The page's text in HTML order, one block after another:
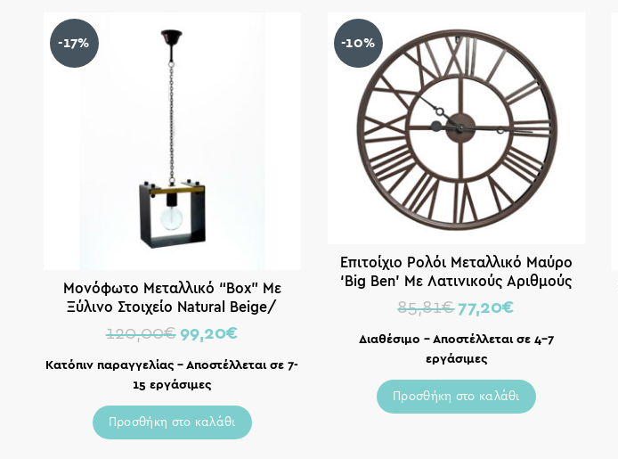
-17%
Μονόφωτο Μεταλλικό “Box” Με
Ξύλινο Στοιχείο Natural Beige/
Μαύρο Μ23
120,00€ 99,20€
Κατόπιν παραγγελίας – Αποστέλλεται σε 7-
15 εργάσιμες
Προσθήκη στο καλάθι
-10%
Επιτοίχιο Ρολόι Μεταλλικό Μαύρο
‘Big Ben’ Με Λατινικούς Αριθμούς
Δ63
85,81€ 77,20€
Διαθέσιμο – Αποστέλλεται σε 4-7
εργάσιμες
Προσθήκη στο καλάθι